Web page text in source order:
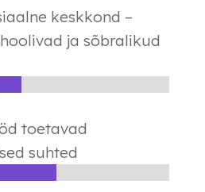
keskkond –
ja sõbralikud
toetavad
suhted